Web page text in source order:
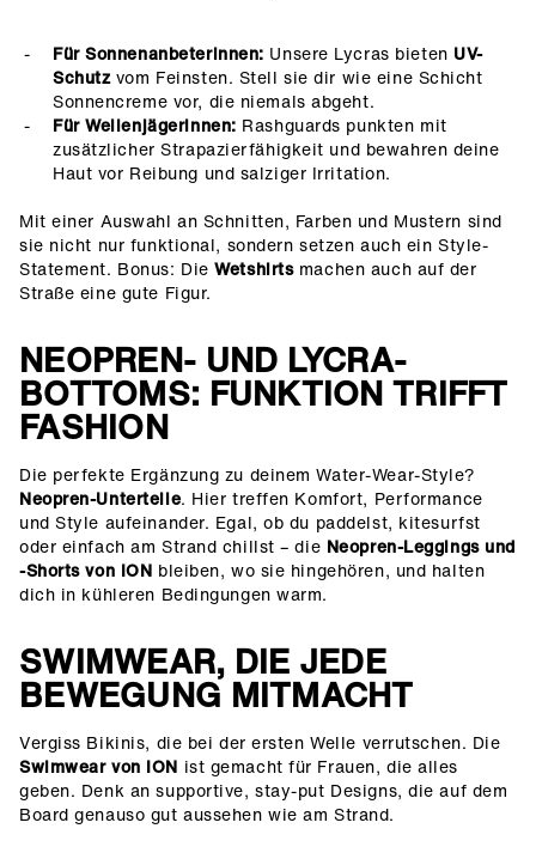
Für Sonnenanbeterinnen: Unsere Lycras bieten UV-
Schutzvom Feinsten. Stell sie dir wie eine Schicht
Sonnencreme vor, die niemals abgeht.
Für Wellenjägerinnen: Rashguards punkten mit
zusätzlicher Strapazierfähigkeit und bewahren deine
Haut vor Reibung und salziger Irritation.
Mit einer Auswahl an Schnitten, Farben und Mustern sind
sie nicht nur funktional, sondern setzen auch ein Style-
Statement. Bonus: DieWetshirtsmachen auch auf der
Straße eine gute Figur.
NEOPREN- UND LYCRA-
BOTTOMS: FUNKTION TRIFFT
FASHION
Die perfekte Ergänzung zu deinem Water-Wear-Style?
Neopren-Unterteile. Hier treffen Komfort, Performance
und Style aufeinander. Egal, ob du paddelst, kitesurfst
oder einfach am Strand chillst – die Neopren-Leggings und
-Shorts von ION bleiben, wo sie hingehören, und halten
dich in kühleren Bedingungen warm.
SWIMWEAR, DIE JEDE
BEWEGUNG MITMACHT
Vergiss Bikinis, die bei der ersten Welle verrutschen. Die
Swimwear von ION ist gemacht für Frauen, die alles
geben. Denk an supportive, stay-put Designs, die auf dem
Board genauso gut aussehen wie am Strand.